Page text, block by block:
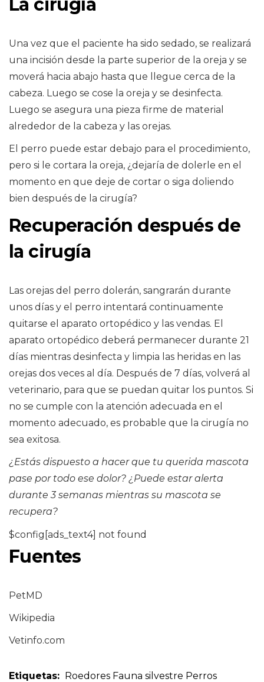
La cirugía
Una vez que el paciente ha sido sedado, se realizará
una incisión desde la parte superior de la oreja y se
moverá hacia abajo hasta que llegue cerca de la
cabeza. Luego se cose la oreja y se desinfecta.
Luego se asegura una pieza firme de material
alrededor de la cabeza y las orejas.
El perro puede estar debajo para el procedimiento,
pero si le cortara la oreja, ¿dejaría de dolerle en el
momento en que deje de cortar o siga doliendo
bien después de la cirugía?
Recuperación después de
la cirugía
Las orejas del perro dolerán, sangrarán durante
unos días y el perro intentará continuamente
quitarse el aparato ortopédico y las vendas. El
aparato ortopédico deberá permanecer durante 21
días mientras desinfecta y limpia las heridas en las
orejas dos veces al día. Después de 7 días, volverá al
veterinario, para que se puedan quitar los puntos. Si
no se cumple con la atención adecuada en el
momento adecuado, es probable que la cirugía no
sea exitosa.
¿Estás dispuesto a hacer que tu querida mascota
pase por todo ese dolor? ¿Puede estar alerta
durante 3 semanas mientras su mascota se
recupera?
$config[ads_text4] not found
Fuentes
PetMD
Wikipedia
Vetinfo.com
Etiquetas: Roedores Fauna silvestre Perros